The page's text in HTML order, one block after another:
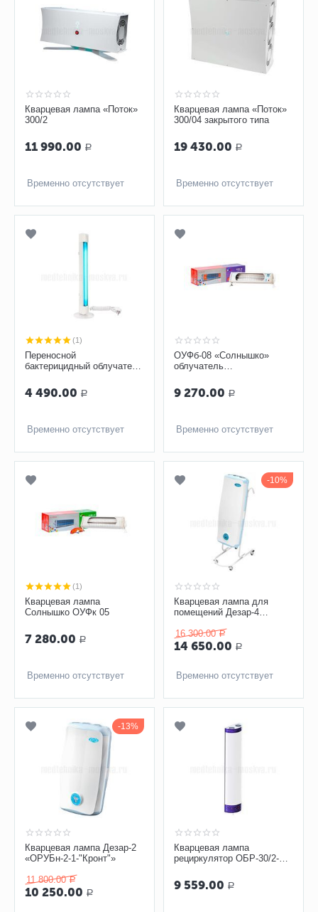
Кварцевая лампа «Поток»
300/2
11 990.00 Р
Временно отсутствует
Кварцевая лампа «Поток»
300/04 закрытого типа
19 430.00 Р
Временно отсутствует
(1)
Переносной
бактерицидный облучатель
м²
4 490.00 Р
Временно отсутствует
ОУФб-08 «Солнышко»
облучатель
бактерицидный с таймером
9 270.00 Р
Временно отсутствует
(1)
Кварцевая лампа
Солнышко ОУФк 05
7 280.00 Р
Временно отсутствует
10%
Кварцевая лампа для
помещений Дезар-4
16 300.00 Р
14 650.00 Р
Временно отсутствует
13%
Кварцевая лампа Дезар-2
«ОРУБн-2-1-"Кронт"»
11 800.00 Р
10 250.00 Р
Кварцевая лампа
рециркулятор ОБР-30/2-Н,
9 559.00 Р